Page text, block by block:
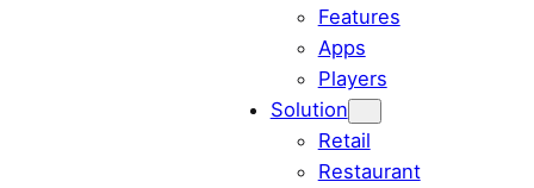
Features
Apps
Players
Solution
Retail
Restaurant